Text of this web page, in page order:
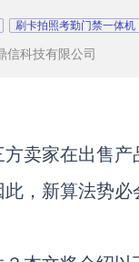
刷卡拍照考勤门禁一体机
信科技有限公司
卖家在出售
，新算法势必